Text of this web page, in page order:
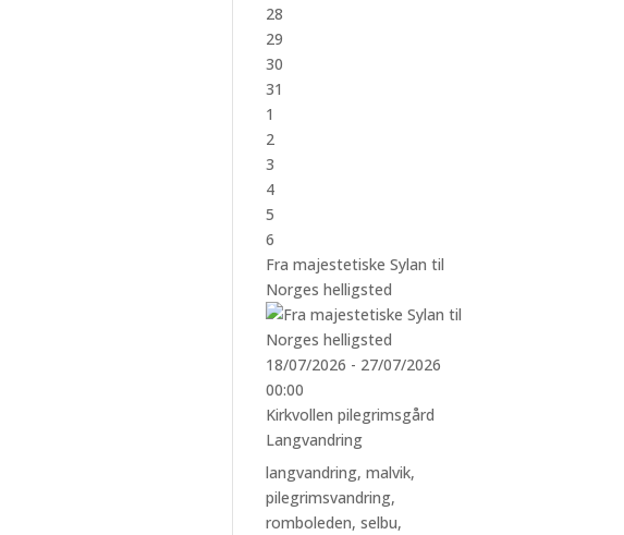
28
29
30
31
1
2
3
4
5
6
Fra majestetiske Sylan til
Norges helligsted
18/07/2026 - 27/07/2026
00:00
Kirkvollen pilegrimsgård
Langvandring
langvandring,malvik,
pilegrimsvandring,
romboleden,selbu,